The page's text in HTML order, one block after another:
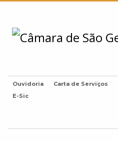
Ouvidoria Carta de Serviços
E-Sic